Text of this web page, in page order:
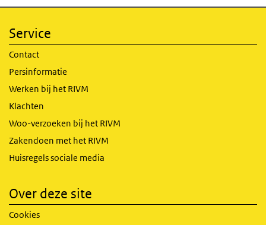
Service
Contact
Persinformatie
Werken bij het RIVM
Klachten
Woo-verzoeken bij het RIVM
Zakendoen met het RIVM
Huisregels sociale media
Over deze site
Cookies